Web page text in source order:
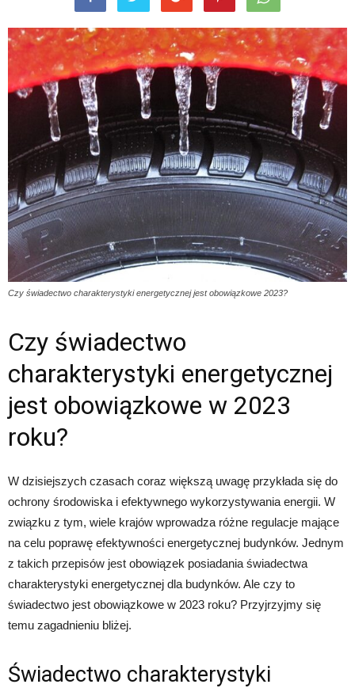
Czy świadectwo charakterystyki energetycznej jest obowiązkowe 2023?
Czy świadectwo
charakterystyki energetycznej
jest obowiązkowe w 2023
roku?
W dzisiejszych czasach coraz większą uwagę przykłada się do
ochrony środowiska i efektywnego wykorzystywania energii. W
związku z tym, wiele krajów wprowadza różne regulacje mające
na celu poprawę efektywności energetycznej budynków. Jednym
z takich przepisów jest obowiązek posiadania świadectwa
charakterystyki energetycznej dla budynków. Ale czy to
świadectwo jest obowiązkowe w 2023 roku? Przyjrzyjmy się
temu zagadnieniu bliżej.
Świadectwo charakterystyki